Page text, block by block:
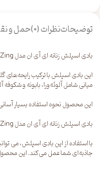
توضیحاتنظرات (0) حمل و
بادی اسپلش زنانه ای آی ان مدل Zing حجم 250 میلی لیتر، ترکیبی از روایح دریایی و گلی را به همراه دارد. این بادی اسپلش برای تمامی بانوانی که به دنبال یک بادی اسپلش گلی و شیرین و با ماندگاری بالا هستند مناسب است.
این بادی اسپلش با ترکیب
میانی شامل آلوئه‌ورا، بابونه و
این محصول نحوه استفاده بسیار
بادی اسپلش زنانه ای آی ان مدل Zing با حجم 250 میلی‌لیتر ماندگاری بالایی دارد که تا آخر روز با شما خواهد ماند. این ویژگی منحصر به فرد، این بادی اسپلش را به یک جایگزین سبک تر و رقیقتر برای عطرهای سنگین تبدیل می‌کند.
با استفاده از این بادی اسپلش، می
جاذبه‌ای شما عمل می‌کند. این محصول